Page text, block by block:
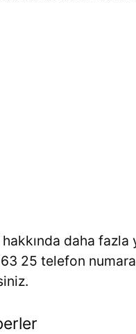
daha fazla
25 telefon